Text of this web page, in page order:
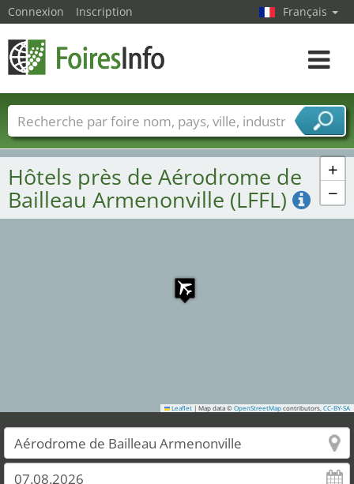
+
−
Leaflet | Map data © OpenStreetMap contributors, CC-BY-SA
Hôtels près de Aérodrome de
Bailleau Armenonville (LFFL)
Connexion Inscription Français
Toggle
Foire noms Pays Villes
Secteurs de foire
Secteurs du fournisseur de services